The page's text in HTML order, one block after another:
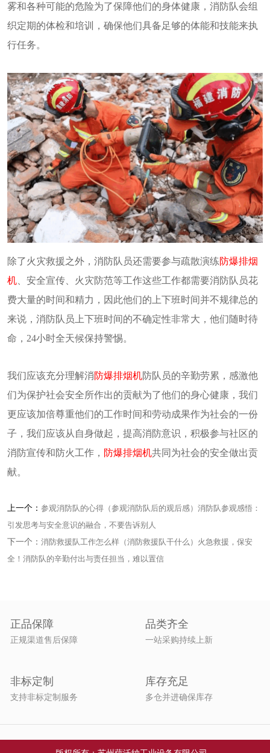
雾和各种可能的危险为了保障他们的身体健康，消防队会组
织定期的体检和培训，确保他们具备足够的体能和技能来执
行任务。
除了火灾救援之外，消防队员还需要参与疏散演练防爆排烟
机 、安全宣传、火灾防范等工作这些工作都需要消防队员花
费大量的时间和精力，因此他们的上下班时间并不规律总的
来说，消防队员上下班时间的不确定性非常大，他们随时待
命，24小时全天候保持警惕。
我们应该充分理解消防爆排烟机防队员的辛勤劳累，感激他
们为保护社会安全所作出的贡献为了他们的身心健康，我们
更应该加倍尊重他们的工作时间和劳动成果作为社会的一份
子，我们应该从自身做起，提高消防意识，积极参与社区的
消防宣传和防火工作， 防爆排烟机共同为社会的安全做出贡
献。
上一个： 参观消防队的心得（参观消防队后的观后感）消防队参观感悟：
引发思考与安全意识的融合，不要告诉别人
下一个： 消防救援队工作怎么样（消防救援队干什么）火急救援，保安
全！消防队的辛勤付出与责任担当，难以置信
正品保障
正规渠道售后保障
品类齐全
一站采购持续上新
非标定制
支持非标定制服务
库存充足
多仓并进确保库存